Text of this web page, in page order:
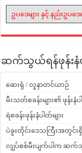
ဥပဒေများ နှင့် နည်းဥပဒ
ဆက်သွယ်ရန်ဖုန်းနံပ
ဆေးရုံ / လူနာတင်ယာဉ်
မီးသတ်စခန်းများ၏ ဖုန်းနံပ
ရဲစခန်းဖုန်းနံပါတ်များ
ပဲခူးတိုင်းဒေသကြီးအတွင်းရှိ
လျှပ်စစ်မီးပျက်ပါက ဆက်